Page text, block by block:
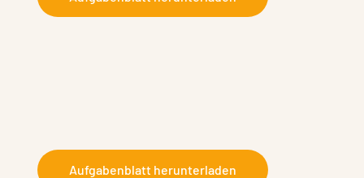
Aufgabenblatt herunterladen